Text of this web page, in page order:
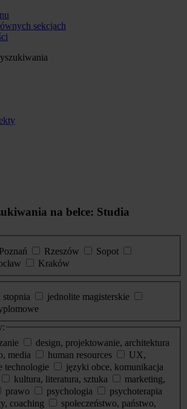
sekcjach
na belce: Studia
Poznań Rzeszów
Sopot
Kraków
stopnia
jednolite magisterskie
design, projektowanie, architektura
media
human resources
UX,
technologie
języki obce, komunikacja
kultura, literatura, sztuka
marketing,
prawo psychologia
psychoterapia
coaching
społeczeństwo, państwo,